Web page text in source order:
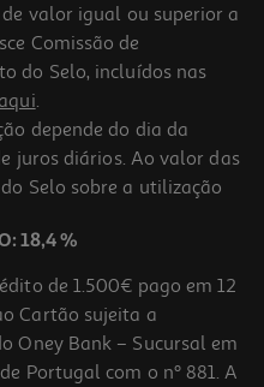
3.0
valor igual ou superior a
Comissão de
do Selo, incluídos nas
aqui.
depende do dia da
juros diários. Ao valor das
Selo sobre a utilização
18,4 %
de 1.500€ pago em 12
Cartão sujeita a
Oney Bank – Sucursal em
Portugal com o nº 881. A